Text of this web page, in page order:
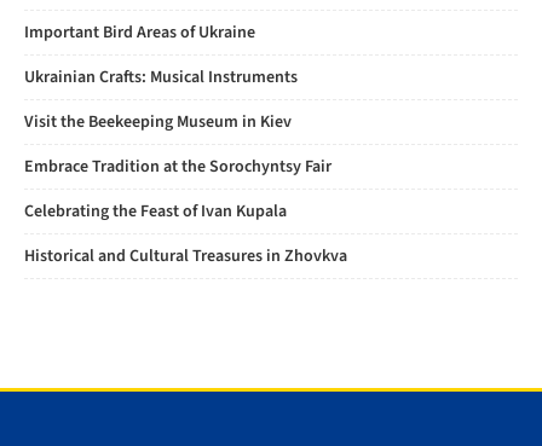
Important Bird Areas of Ukraine
Ukrainian Crafts: Musical Instruments
Visit the Beekeeping Museum in Kiev
Embrace Tradition at the Sorochyntsy Fair
Celebrating the Feast of Ivan Kupala
Historical and Cultural Treasures in Zhovkva